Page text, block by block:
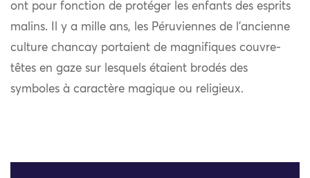
ont pour fonction de protéger les enfants des esprits
malins. Il y a mille ans, les Péruviennes de l’ancienne
culture chancay portaient de magnifiques couvre-
têtes en gaze sur lesquels étaient brodés des
symboles à caractère magique ou religieux.